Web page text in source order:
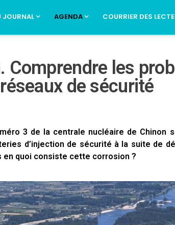
JOURNAL AGENDA COURRIER DES
Comprendre les
de sécurité
3 de la centrale nucléaire de Chinon
d’injection de sécurité à la suite de
en quoi consiste cette corrosion ?